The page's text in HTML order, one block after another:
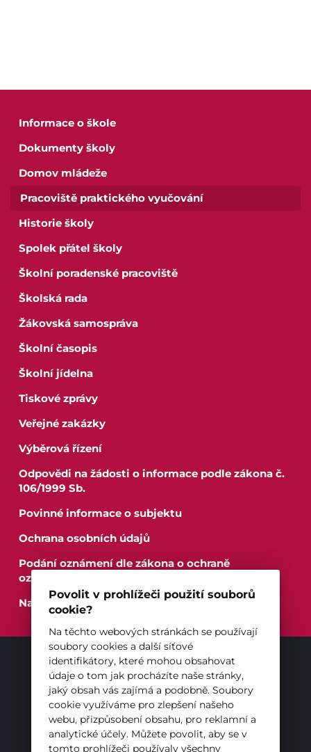
Povolit v prohlížeči použití souborů
cookie?
Na těchto webových stránkách se používají
soubory cookies a další síťové
identifikátory, které mohou obsahovat
údaje o tom jak procházíte naše stránky,
jaký obsah vás zajímá a podobně. Soubory
cookie využíváme pro zlepšení našeho
webu, přizpůsobení obsahu, pro reklamní a
analytické účely. Můžete povolit, aby se v
tomto prohlížeči používaly všechny
Pro studenty
Pro uchazeče
Informace o škole
Dokumenty školy
Domov mládeže
Pracoviště praktického vyučování
Historie školy
Spolek přátel školy
Školní poradenské pracoviště
Školská rada
Žákovská samospráva
Školní časopis
Školní jídelna
Tiskové zprávy
Veřejné zakázky
Výběrová řízení
Odpovědi na žádosti o informace podle zákona č.
106/1999 Sb.
Povinné informace o subjektu
Ochrana osobních údajů
Podání oznámení dle zákona o ochraně
oznamovatele
Nabídka nepotřebného movitého majetku
INFORMACE
Pro uchazeče
Pro studenty
Ochrana osobních údajů